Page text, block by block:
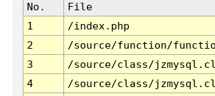
No. File
1
/index.php
2
/source/function/
3
/source/class/
4
/source/class/